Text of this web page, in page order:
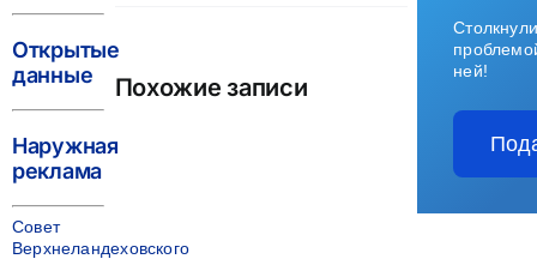
Похожие записи
Открытые
данные
Наружная
реклама
Совет
Верхнеландеховского
ней!